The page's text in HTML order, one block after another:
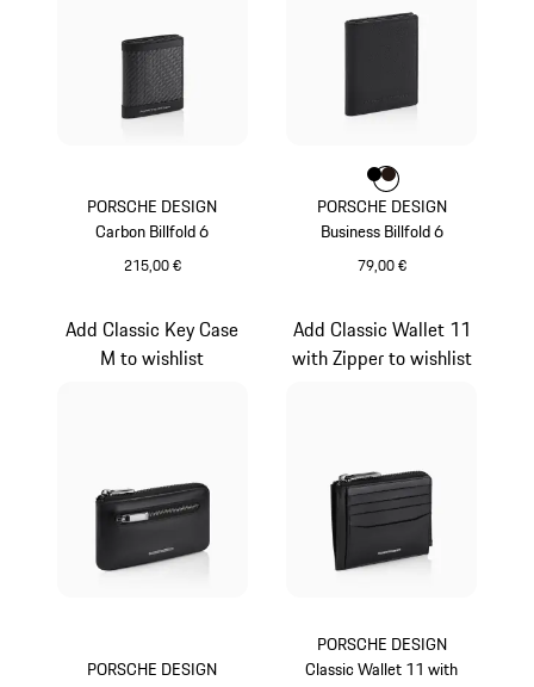
PORSCHE DESIGN
Carbon Billfold 6
215,00 €
PORSCHE DESIGN
Business Billfold 6
79,00 €
Farbe
FarbeFarbe
PORSCHE DESIGN
Add Classic Key Case
M to wishlist
PORSCHE DESIGN
Classic Wallet 11 with
Add Classic Wallet 11
with Zipper to wishlist